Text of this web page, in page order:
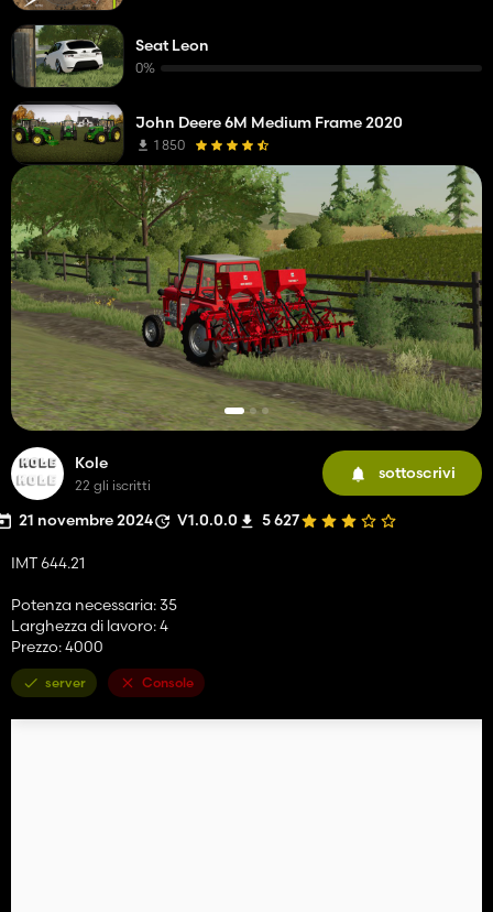
Kole
22 gli iscritti
sottoscrivi
21 novembre 2024 V1.0.0.0 5 627
IMT 644.21
Potenza necessaria: 35
Larghezza di lavoro: 4
Prezzo: 4000
server Console
Seat Leon
0%
John Deere 6M Medium Frame 2020
1 850